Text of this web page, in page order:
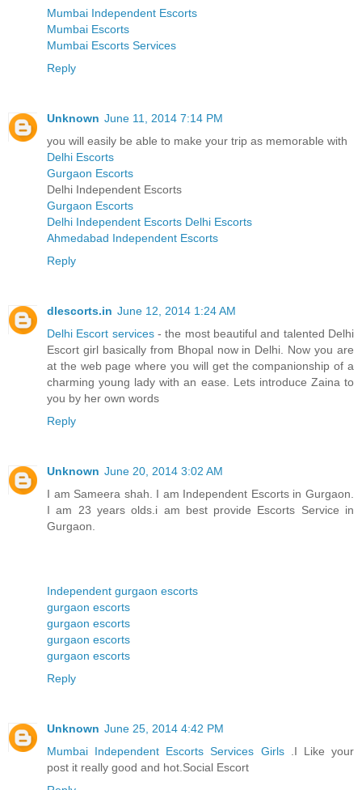
Mumbai Independent Escorts
Mumbai Escorts
Mumbai Escorts Services
Reply
Unknown June 11, 2014 7:14 PM
you will easily be able to make your trip as memorable with
Delhi Escorts
Gurgaon Escorts
Delhi Independent Escorts
Gurgaon Escorts
Delhi Independent Escorts Delhi Escorts
Ahmedabad Independent Escorts
Reply
dlescorts.in June 12, 2014 1:24 AM
Delhi Escort services- the most beautiful and talented Delhi
Escort girl basically from Bhopal now in Delhi. Now you are
at the web page where you will get the companionship of a
charming young lady with an ease. Lets introduce Zaina to
you by her own words
Reply
Unknown June 20, 2014 3:02 AM
I am Sameera shah. I am Independent Escorts in Gurgaon.
I am 23 years olds.i am best provide Escorts Service in
Gurgaon.
Independent gurgaon escorts
gurgaon escorts
gurgaon escorts
gurgaon escorts
gurgaon escorts
Reply
Unknown June 25, 2014 4:42 PM
Mumbai Independent Escorts Services Girls.I Like your
post it really good and hot.Social Escort